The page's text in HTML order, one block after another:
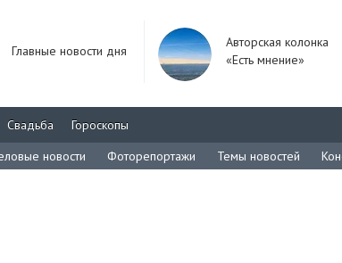
Главные новости дня
Авторская колонка
«Есть мнение»
Свадьба
Гороскопы
новости Фоторепортажи Темы новостей